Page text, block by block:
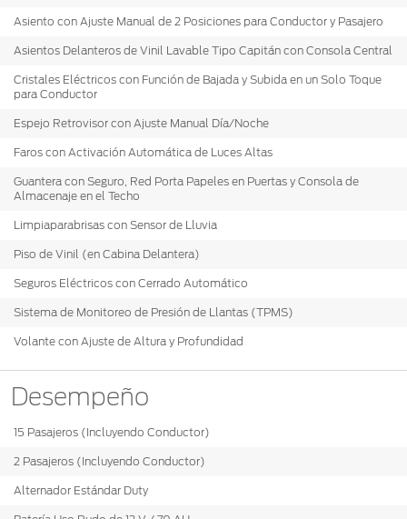
Asiento con Ajuste Manual de 2 Posiciones para Conductor y Pasajero
Asientos Delanteros de Vinil Lavable Tipo Capitán con Consola Central
Cristales Eléctricos con Función de Bajada y Subida en un Solo Toque
para Conductor
Espejo Retrovisor con Ajuste Manual Día/Noche
Faros con Activación Automática de Luces Altas
Guantera con Seguro, Red Porta Papeles en Puertas y Consola de
Almacenaje en el Techo
Limpiaparabrisas con Sensor de Lluvia
Piso de Vinil (en Cabina Delantera)
Seguros Eléctricos con Cerrado Automático
Sistema de Monitoreo de Presión de Llantas (TPMS)
Volante con Ajuste de Altura y Profundidad
Desempeño
15 Pasajeros (Incluyendo Conductor)
2 Pasajeros (Incluyendo Conductor)
Alternador Estándar Duty